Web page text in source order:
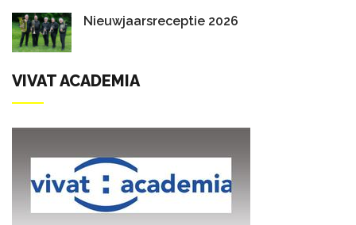
Nieuwjaarsreceptie 2026
VIVAT ACADEMIA